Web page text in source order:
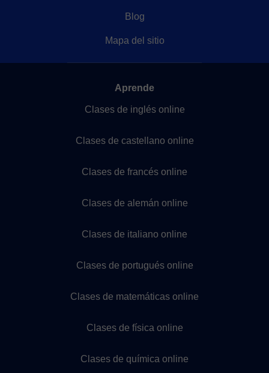
Blog
Mapa del sitio
Aprende
Clases de inglés online
Clases de castellano online
Clases de francés online
Clases de alemán online
Clases de italiano online
Clases de portugués online
Clases de matemáticas online
Clases de física online
Clases de química online